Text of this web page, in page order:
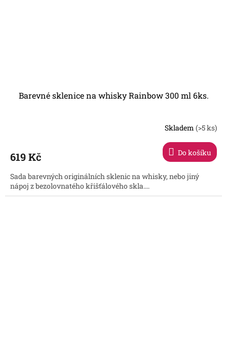
Barevné sklenice na whisky Rainbow 300 ml 6ks.
Skladem (>5 ks)
619 Kč Do košíku
Sada barevných originálních sklenic na whisky, nebo jiný
nápoj z bezolovnatého křišťálového skla....